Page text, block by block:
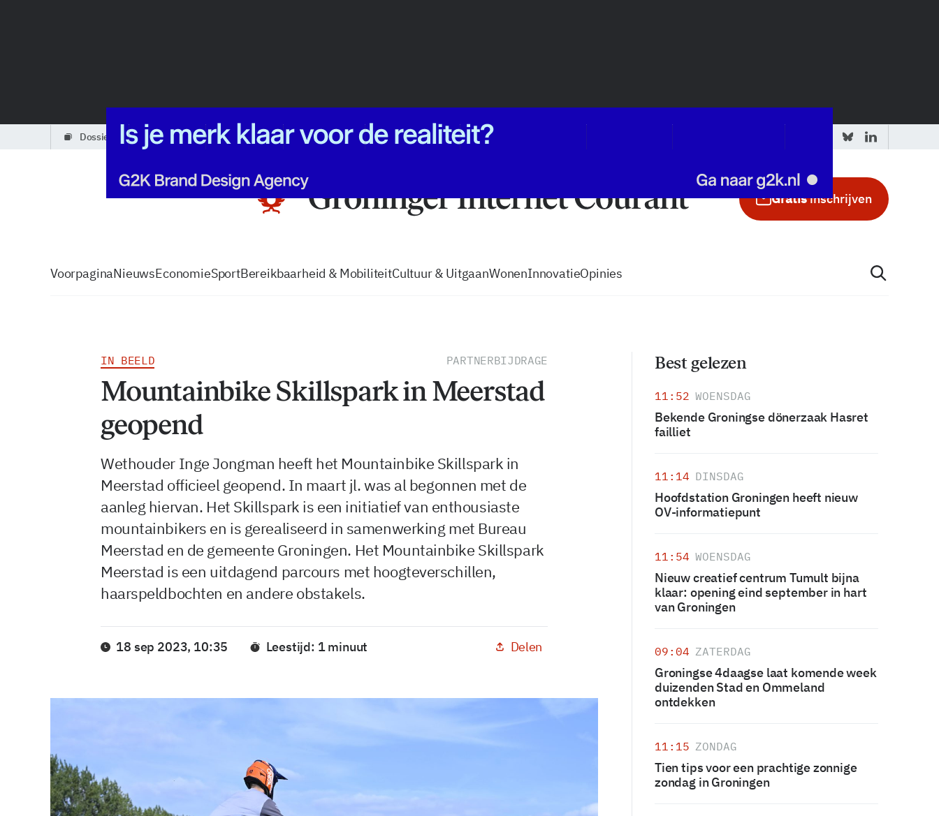
dossiers partners podcasts vacatures zo volg je de GIC
Gratisinschrijven
VoorpaginaNieuwsEconomieSportBereikbaarheid & MobiliteitCultuur & UitgaanWonenInnovatieOpinies
IN BEELD PARTNERBIJDRAGE
Mountainbike Skillspark in Meerstad
geopend
Wethouder Inge Jongman heeft het Mountainbike Skillspark in
Meerstad officieel geopend. In maart jl. was al begonnen met de
aanleg hiervan. Het Skillspark is een initiatief van enthousiaste
mountainbikers en is gerealiseerd in samenwerking met Bureau
Meerstad en de gemeente Groningen. Het Mountainbike Skillspark
Meerstad is een uitdagend parcours met hoogteverschillen,
haarspeldbochten en andere obstakels.
18 sep 2023, 10:35 Leestijd: 1 minuut Delen
Best gelezen
11:52 WOENSDAG
Bekende Groningse dönerzaak Hasret
failliet
11:14 DINSDAG
Hoofdstation Groningen heeft nieuw
OV-informatiepunt
11:54 WOENSDAG
Nieuw creatief centrum Tumult bijna
klaar: opening eind september in hart
van Groningen
09:04 ZATERDAG
Groningse 4daagse laat komende week
duizenden Stad en Ommeland
ontdekken
11:15 ZONDAG
Tien tips voor een prachtige zonnige
zondag in Groningen